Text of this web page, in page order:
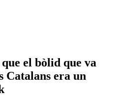
el bòlid que va
Catalans era un